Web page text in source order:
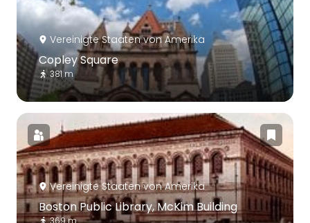
Vereinigte Staaten von Amerika
Copley Square
381 m
Vereinigte Staaten von Amerika
Boston Public Library, McKim Building